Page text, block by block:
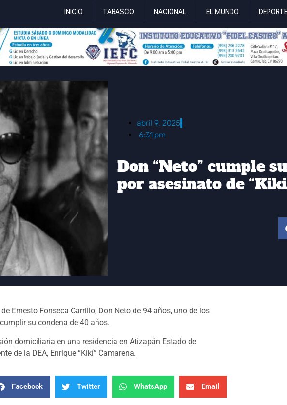
INICIO TABASCO NACIONAL EL MUNDO
abril 9, 2025
6:31 pm
Don “Neto” cumple
por asesinato de
Ernesto Fonseca Carrillo, Don Neto de 94 años, uno de los
su condena de 40 años.
domiciliaria en una residencia en Atizapán Estado de
de la DEA, Enrique “Kikí” Camarena.
Facebook Twitter WhatsApp Email